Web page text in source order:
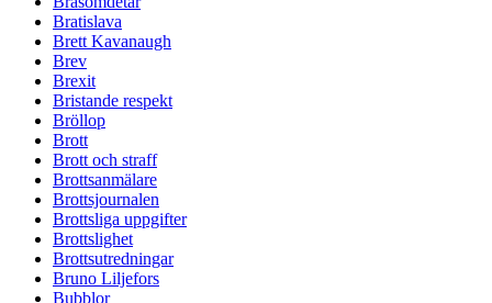
Bratislava
Brett Kavanaugh
Brev
Brexit
Bristande respekt
Bröllop
Brott
Brott och straff
Brottsanmälare
Brottsjournalen
Brottsliga uppgifter
Brottslighet
Brottsutredningar
Bruno Liljefors
Bubblor